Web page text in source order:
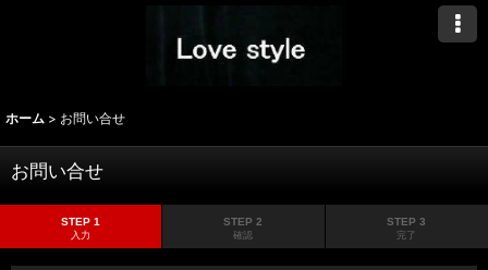
ホーム > お問い合せ
お問い合せ
STEP 1
入力
STEP 2
確認
STEP 3
完了